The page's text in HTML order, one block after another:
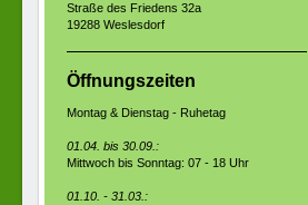
Straße des Friedens 32a
19288 Weslesdorf
Öffnungszeiten
Montag & Dienstag - Ruhetag
01.04. bis 30.09.:
Mittwoch bis Sonntag: 07 - 18 Uhr
01.10. - 31.03.: